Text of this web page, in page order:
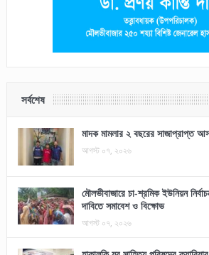
সর্বশেষ
মাদক মামলার ২ বছরের সাজাপ্রাপ্ত
আগস্ট ০৭, ২০২৬
মৌলভীবাজারে চা-শ্রমিক ইউনিয়ন
দাবিতে সমাবেশ ও বিক্ষোভ
আগস্ট ০৭, ২০২৬